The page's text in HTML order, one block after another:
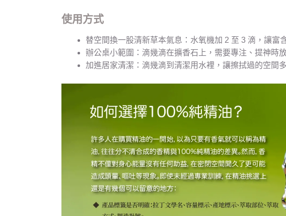
使用方式
替空間換一股清新草本氣息：水氧機加 2 至 3 滴，讓富
辦公桌小範圍：滴幾滴在擴香石上，需要專注、提神時
加進居家清潔：滴幾滴到清潔用水裡，讓擦拭過的空間